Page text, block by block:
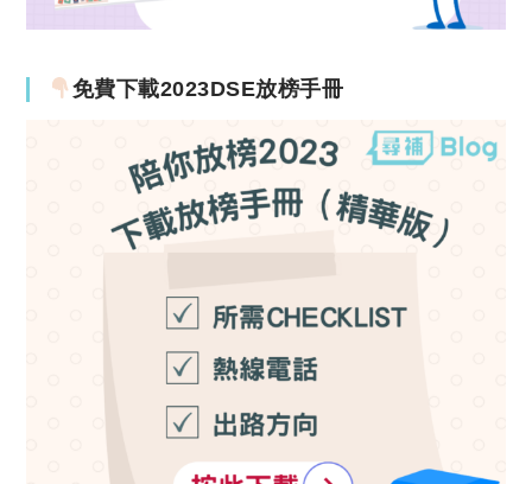
免費下載2023DSE放榜手冊